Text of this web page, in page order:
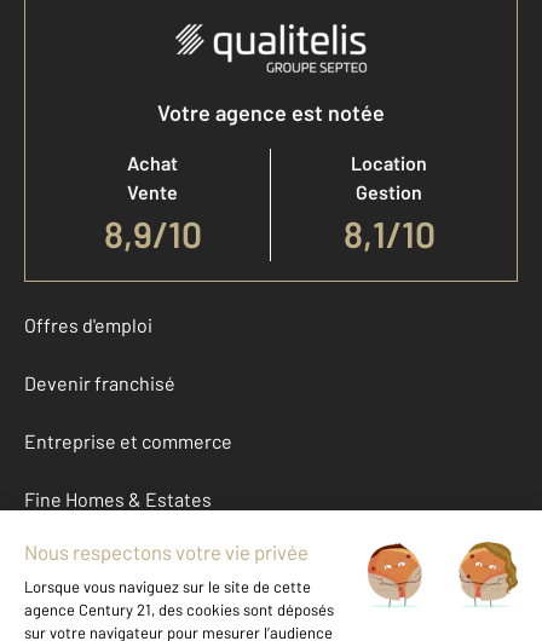
Votre agence est notée
Achat
Vente
8,9/10
Location
Gestion
8,1/10
Offres d'emploi
Devenir franchisé
Entreprise et commerce
Fine Homes & Estates
À propos
International